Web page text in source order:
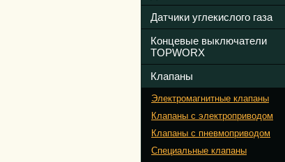
Датчики углекислого газа
Концевые выключатели
TOPWORX
Клапаны
Электромагнитные клапаны
Клапаны с электроприводом
Клапаны с пневмоприводом
Специальные клапаны